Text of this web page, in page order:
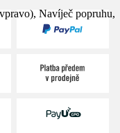
Navíječ popruhu,